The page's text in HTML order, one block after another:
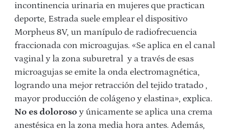
incontinencia urinaria en mujeres que practican
deporte, Estrada suele emplear el dispositivo
Morpheus 8V, un manípulo de radiofrecuencia
fraccionada con microagujas. «Se aplica en el canal
vaginal y la zona suburetral y a través de esas
microagujas se emite la onda electromagnética,
logrando una mejor retracción del tejido tratado ,
mayor producción de colágeno y elastina», explica.
No es doloroso y únicamente se aplica una crema
anestésica en la zona media hora antes. Además,